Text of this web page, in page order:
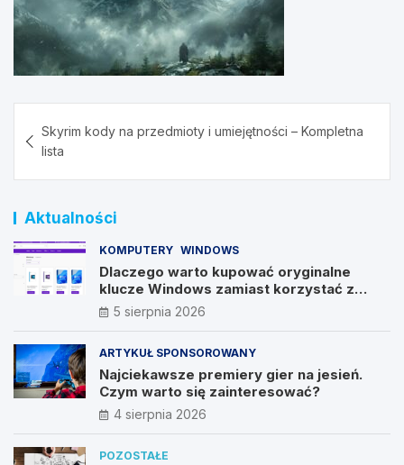
wpisu
Skyrim kody na przedmioty i umiejętności – Kompletna
lista
Aktualności
KOMPUTERY WINDOWS
Dlaczego warto kupować oryginalne
klucze Windows zamiast korzystać z
nieautoryzowanych źródeł?
5 sierpnia 2026
ARTYKUŁ SPONSOROWANY
Najciekawsze premiery gier na jesień.
Czym warto się zainteresować?
4 sierpnia 2026
POZOSTAŁE